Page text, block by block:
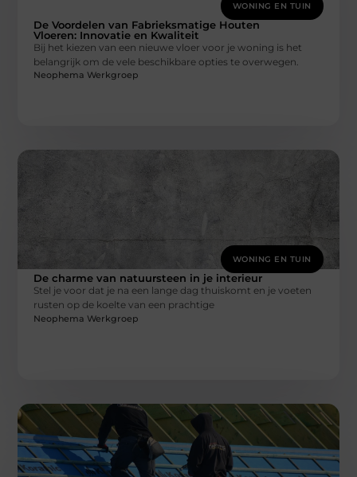
WONING EN TUIN
De Voordelen van Fabrieksmatige Houten
Vloeren: Innovatie en Kwaliteit
Bij het kiezen van een nieuwe vloer voor je woning is het
belangrijk om de vele beschikbare opties te overwegen.
Neophema Werkgroep
WONING EN TUIN
De charme van natuursteen in je interieur
Stel je voor dat je na een lange dag thuiskomt en je voeten
rusten op de koelte van een prachtige
Neophema Werkgroep